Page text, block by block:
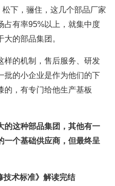
下，骊住，这几个部品厂家
占有率95%以上，就集中度
的部品集团。
样的机制，售后服务、研发
批的小企业是作为他们的下
的，有专门给他生产基板
的这种部品集团，其他有一
一个基础供应商，但最终呈
技术标准》解读完结